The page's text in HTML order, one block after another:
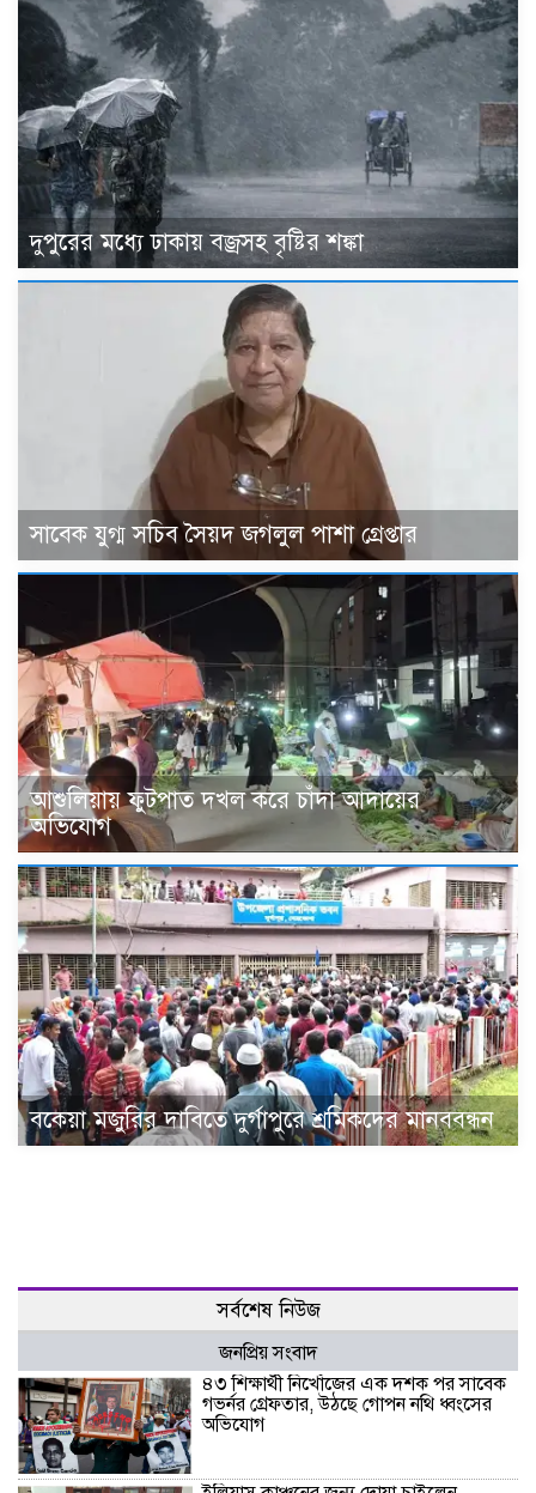
দুপুরের মধ্যে ঢাকায় বজ্রসহ বৃষ্টির শঙ্কা
সাবেক যুগ্ম সচিব সৈয়দ জগলুল পাশা গ্রেপ্তার
আশুলিয়ায় ফুটপাত দখল করে চাঁদা আদায়ের
অভিযোগ
বকেয়া মজুরির দাবিতে দুর্গাপুরে শ্রমিকদের মানববন্ধন
সর্বশেষ নিউজ
জনপ্রিয় সংবাদ
৪৩ শিক্ষার্থী নিখোঁজের এক দশক পর সাবেক
গভর্নর গ্রেফতার, উঠছে গোপন নথি ধ্বংসের
অভিযোগ